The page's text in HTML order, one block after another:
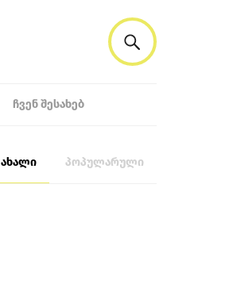
ᲩᲕᲔᲜ ᲨᲔᲡᲐᲮᲔᲑ
ახალი პოპულარული